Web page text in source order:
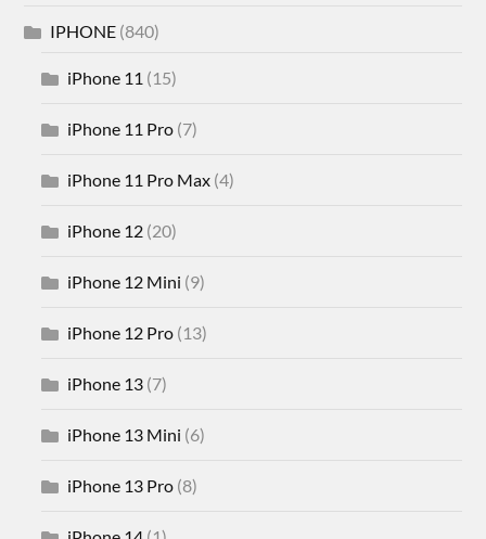
IPHONE (840)
iPhone 11 (15)
iPhone 11 Pro (7)
iPhone 11 Pro Max (4)
iPhone 12 (20)
iPhone 12 Mini (9)
iPhone 12 Pro (13)
iPhone 13 (7)
iPhone 13 Mini (6)
iPhone 13 Pro (8)